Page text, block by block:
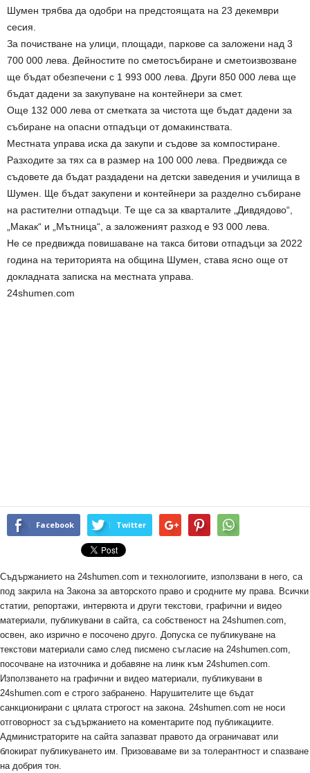
Шумен трябва да одобри на предстоящата на 23 декември
сесия.
За почистване на улици, площади, паркове са заложени над 3
700 000 лева. Дейностите по сметосъбиране и сметоизвозване
ще бъдат обезпечени с 1 993 000 лева. Други 850 000 лева ще
бъдат дадени за закупуване на контейнери за смет.
Още 132 000 лева от сметката за чистота ще бъдат дадени за
събиране на опасни отпадъци от домакинствата.
Местната управа иска да закупи и съдове за компостиране.
Разходите за тях са в размер на 100 000 лева. Предвижда се
съдовете да бъдат раздадени на детски заведения и училища в
Шумен. Ще бъдат закупени и контейнери за разделно събиране
на растителни отпадъци. Те ще са за кварталите „Дивдядово“,
„Макак“ и „Мътница“, а заложеният разход е 93 000 лева.
Не се предвижда повишаване на такса битови отпадъци за 2022
година на територията на община Шумен, става ясно още от
докладната записка на местната управа.
24shumen.com
Facebook Twitter
Съдържанието на 24shumen.com и технологиите, използвани в него, са
под закрила на Закона за авторското право и сродните му права. Всички
статии, репортажи, интервюта и други текстови, графични и видео
материали, публикувани в сайта, са собственост на 24shumen.com,
освен, ако изрично е посочено друго. Допуска се публикуване на
текстови материали само след писмено съгласие на 24shumen.com,
посочване на източника и добавяне на линк към 24shumen.com.
Използването на графични и видео материали, публикувани в
24shumen.com е строго забранено. Нарушителите ще бъдат
санкционирани с цялата строгост на закона. 24shumen.com не носи
отговорност за съдържанието на коментарите под публикациите.
Администраторите на сайта запазват правото да ограничават или
блокират публикуването им. Призоваваме ви за толерантност и спазване
на добрия тон.